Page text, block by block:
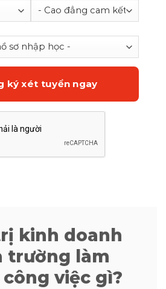
kinh doanh
trường làm
việc gì?